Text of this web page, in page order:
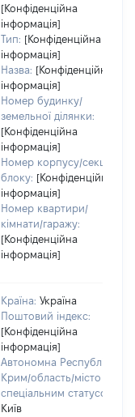
[Конфіденційна
інформація]
Тип: [Конфіденційна
інформація]
Назва: [Конфіденційна
інформація]
Номер будинку/
земельної ділянки:
[Конфіденційна
інформація]
Номер корпусу/секції/
блоку: [Конфіденційна
інформація]
Номер квартири/
кімнати/гаражу:
[Конфіденційна
інформація]
Країна: Україна
Поштовий індекс:
[Конфіденційна
інформація]
Автономна Республіка
Крим/область/місто зі
спеціальним статусом:
Київ